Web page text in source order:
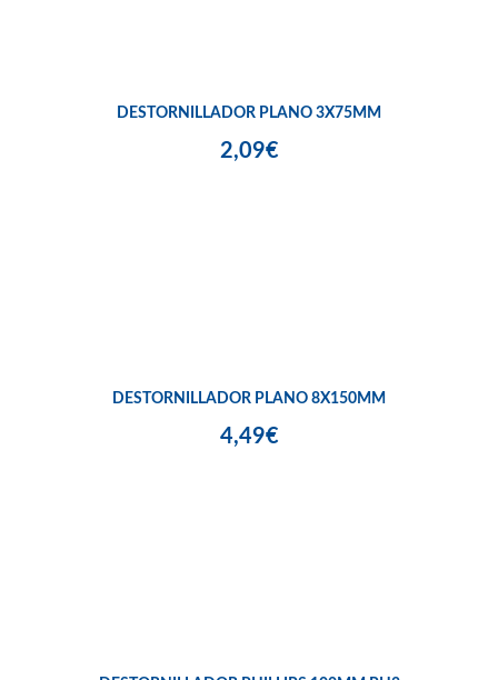
DESTORNILLADOR PLANO 3X75MM
2,09€
DESTORNILLADOR PLANO 8X150MM
4,49€